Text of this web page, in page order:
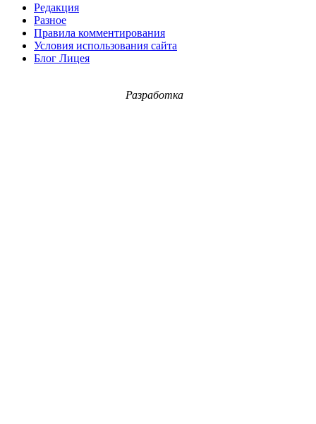
Редакция
Разное
Правила комментирования
Условия использования сайта
Блог Лицея
Разработка